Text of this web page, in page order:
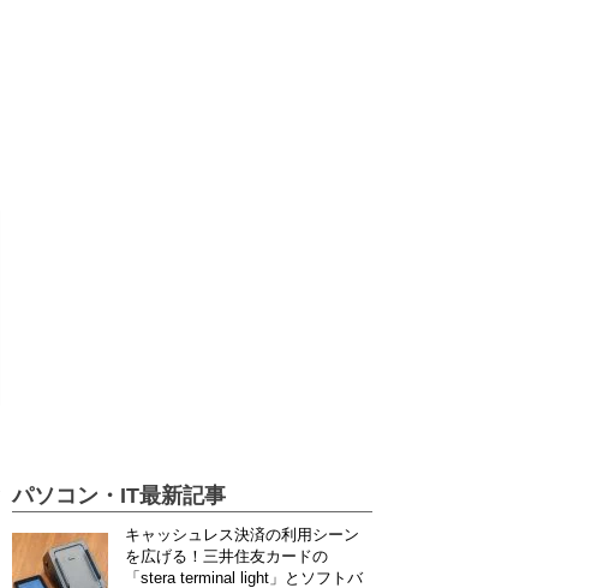
パソコン・IT最新記事
キャッシュレス決済の利用シーン
を広げる！三井住友カードの
「stera terminal light」とソフトバ